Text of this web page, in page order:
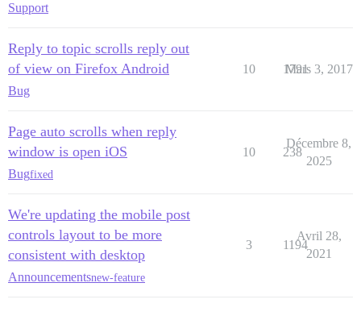
Support
Reply to topic scrolls reply out
of view on Firefox Android
Bug
10 1791
Mars 3, 2017
Page auto scrolls when reply
window is open iOS
Bugfixed
10 238
Décembre 8,
2025
We're updating the mobile post
controls layout to be more
consistent with desktop
Announcementsnew-feature
3 1194
Avril 28,
2021